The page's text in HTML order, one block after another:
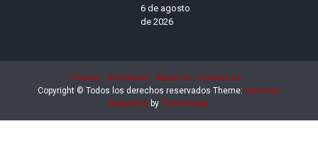
6 de agosto
de 2026
Privacy Disclaimer About Us
Contact Us
Copyright © Todos los derechos reservados Theme: Eximious
Magazine by Themesaga